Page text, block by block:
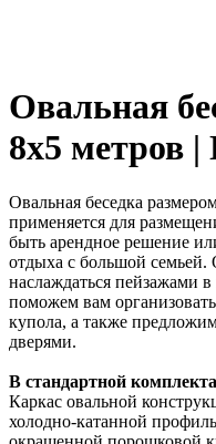
Овальная
8х5 метров |
Овальная беседка
применяется для
быть арендное решение
отдыха с большой семьей.
наслаждаться пейзажами
поможем вам
купола, а также
дверями.
В стандартной
Каркас овальной
холодно-катанной